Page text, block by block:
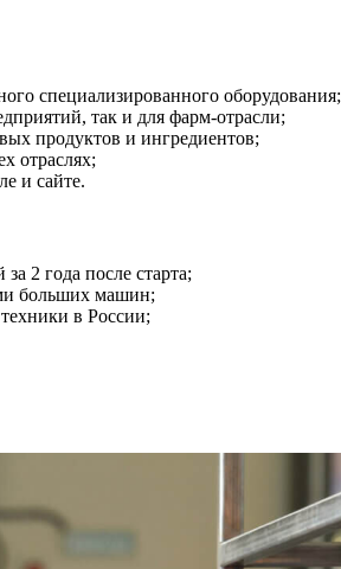
специализированного оборудования;
так и для фарм-отрасли;
продуктов и ингредиентов;
отраслях;
и сайте.
2 года после старта;
больших машин;
в России;